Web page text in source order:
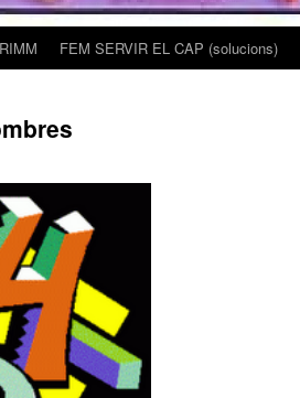
FEM SERVIR EL CAP (solucions)